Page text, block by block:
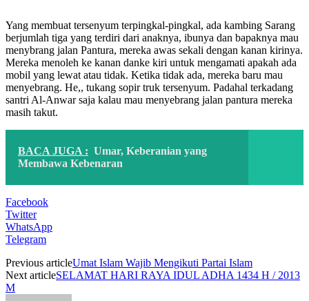
Yang membuat tersenyum terpingkal-pingkal, ada kambing Sarang
berjumlah tiga yang terdiri dari anaknya, ibunya dan bapaknya mau
menybrang jalan Pantura, mereka awas sekali dengan kanan kirinya.
Mereka menoleh ke kanan danke kiri untuk mengamati apakah ada
mobil yang lewat atau tidak. Ketika tidak ada, mereka baru mau
menyebrang. He,, tukang sopir truk tersenyum. Padahal terkadang
santri Al-Anwar saja kalau mau menyebrang jalan pantura mereka
masih takut.
BACA JUGA : Umar, Keberanian yang
Membawa Kebenaran
Facebook
Twitter
WhatsApp
Telegram
Previous articleUmat Islam Wajib Mengikuti Partai Islam
Next articleSELAMAT HARI RAYA IDUL ADHA 1434 H / 2013
M